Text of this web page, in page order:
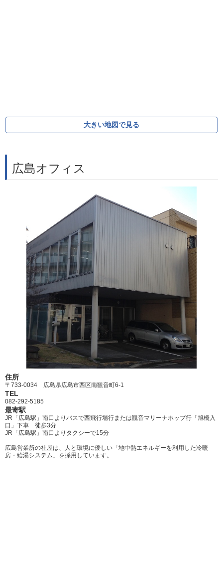
大きい地図で見る
広島オフィス
住所
〒733-0034 広島県広島市西区南観音町6-1
TEL
082-292-5185
最寄駅
JR「広島駅」南口よりバスで西飛行場行または観音マリーナホップ行「旭橋入
口」下車 徒歩3分
JR「広島駅」南口よりタクシーで15分
広島営業所の社屋は、人と環境に優しい「地中熱エネルギーを利用した冷暖
房・給湯システム」を採用しています。